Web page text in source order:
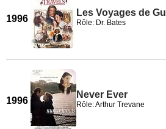
1996
Les Voyages de
Rôle: Dr. Bates
1996
Never Ever
Rôle: Arthur Trevane